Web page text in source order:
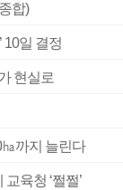
합)
10일 결정
현실로
까지 늘린다
육청 ‘쩔쩔’